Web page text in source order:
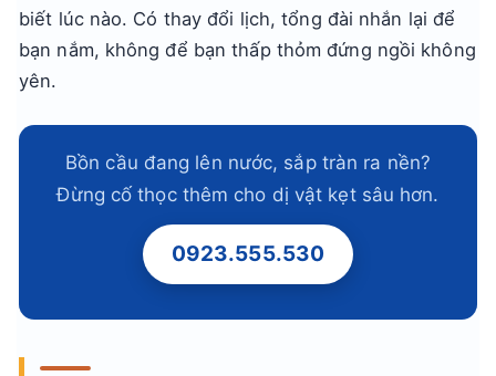
biết lúc nào. Có thay đổi lịch, tổng đài nhắn lại để
bạn nắm, không để bạn thấp thỏm đứng ngồi không
yên.
Bồn cầu đang lên nước, sắp tràn ra nền?
Đừng cố thọc thêm cho dị vật kẹt sâu hơn.
0923.555.530